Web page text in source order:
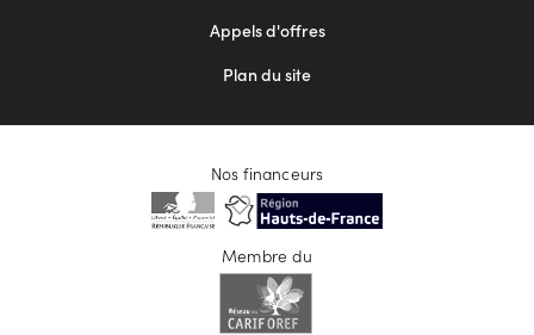
Appels d'offres
Plan du site
Nos financeurs
Membre du